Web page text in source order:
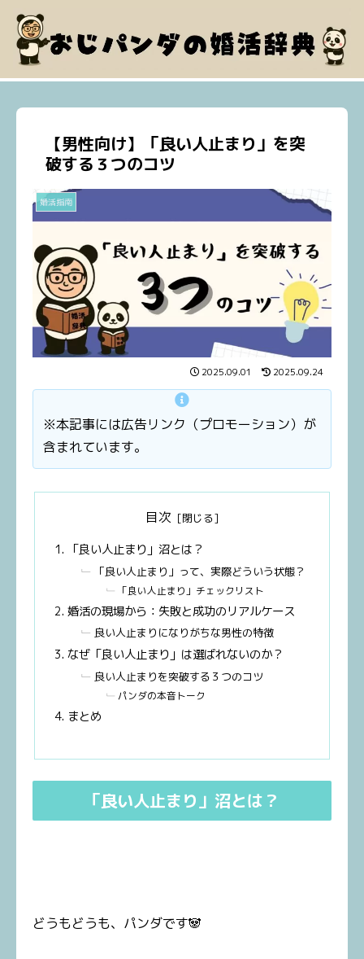
【男性向け】「良い人止まり」を突
破する３つのコツ
婚活指南
2025.09.01 2025.09.24
※本記事には広告リンク（プロモーション）が
含まれています。
目次
「良い人止まり」沼とは？
「良い人止まり」って、実際どういう状態？
「良い人止まり」チェックリスト
婚活の現場から：失敗と成功のリアルケース
良い人止まりになりがちな男性の特徴
なぜ「良い人止まり」は選ばれないのか？
良い人止まりを突破する３つのコツ
パンダの本音トーク
まとめ
「良い人止まり」沼とは？
どうもどうも、パンダです🐼